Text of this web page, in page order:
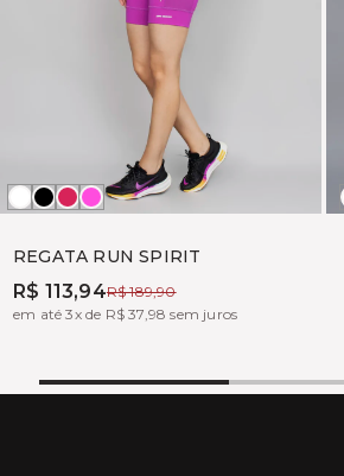
REGATA RUN SPIRIT
R$ 113,94R$ 189,90
em até 3x de R$ 37,98 sem juros
Branco
PretoBOHEME
TONIC